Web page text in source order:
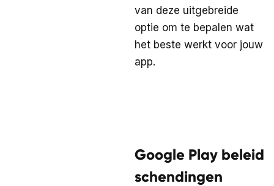
van deze uitgebreide
optie om te bepalen wat
het beste werkt voor jouw
app.
Google Play beleid
schendingen